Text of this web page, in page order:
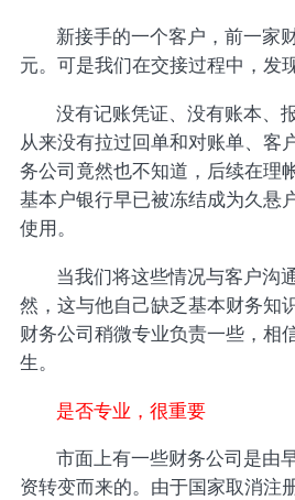
新接手的一个客户，前一家
元。可是我们在交接过程中，发
没有记账凭证、没有账本、
从来没有拉过回单和对账单、客
务公司竟然也不知道，后续在理
基本户银行早已被冻结成为久悬
使用。
当我们将这些情况与客户沟
然，这与他自己缺乏基本财务知
财务公司稍微专业负责一些，相
生。
是否专业，很重要
市面上有一些财务公司是由
资转变而来的。由于国家取消注